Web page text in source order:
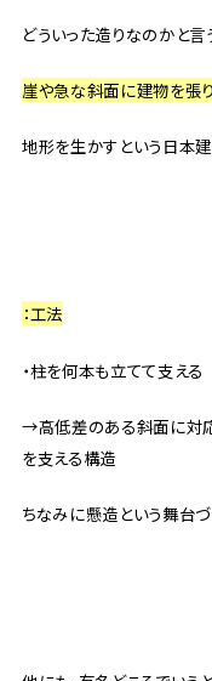
どういった造りなのかと言
崖や急な斜面に建物を張
地形を生かすという日本
：工法
・柱を何本も立てて支える
→高低差のある斜面に対
を支える構造
ちなみに懸造という舞台